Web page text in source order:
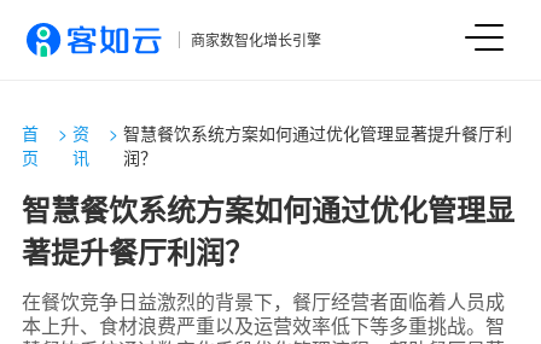
商家数智化增长引擎
首
页
>资
讯
>智慧餐饮系统方案如何通过优化管理显著提升餐厅利
润？
智慧餐饮系统方案如何通过优化管理显
著提升餐厅利润？
在餐饮竞争日益激烈的背景下，餐厅经营者面临着人员成
本上升、食材浪费严重以及运营效率低下等多重挑战。智